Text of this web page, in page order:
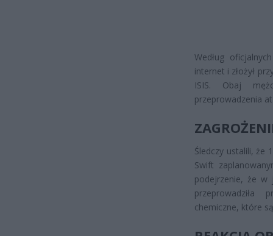
Według
internet i złożył
ISIS. Obaj
przeprowadzenia
Śledczy ustalili, że
Swift
podejrzenie, że w
przeprowadziła
chemiczne, które